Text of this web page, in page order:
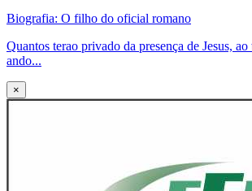
Biografia: O filho do oficial romano
Quantos terao privado da presença de Jesus,
ando...
×